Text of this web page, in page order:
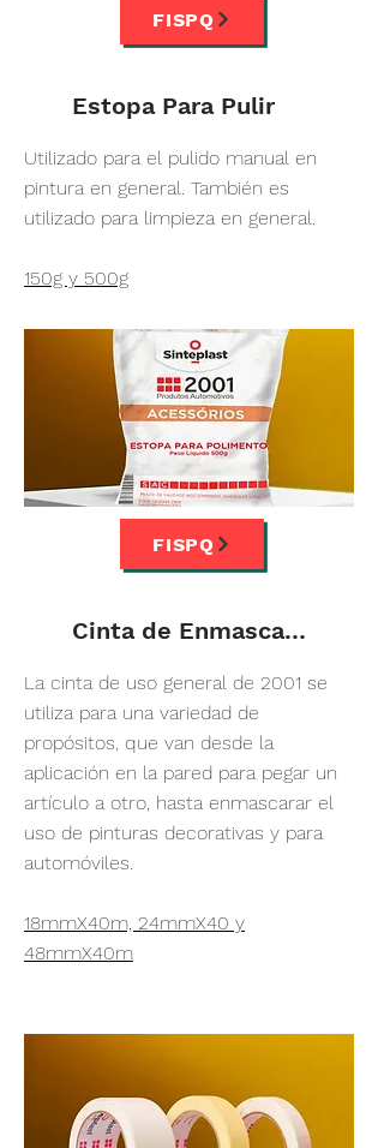
FISPQ
Estopa Para Pulir
Utilizado para el pulido manual en
pintura en general. También es
utilizado para limpieza en general.
150g y 500g
FISPQ
Cinta de Enmascarar Uso General
La cinta de uso general de 2001 se
utiliza para una variedad de
propósitos, que van desde la
aplicación en la pared para pegar un
artículo a otro, hasta enmascarar el
uso de pinturas decorativas y para
automóviles.
18mmX40m, 24mmX40 y
48mmX40m